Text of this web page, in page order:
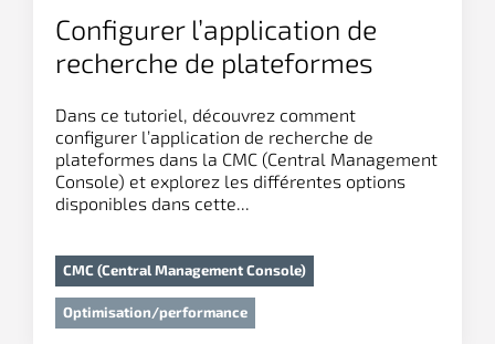
Configurer l’application de
recherche de plateformes
Dans ce tutoriel, découvrez comment
configurer l’application de recherche de
plateformes dans la CMC (Central Management
Console) et explorez les différentes options
disponibles dans cette...
CMC (Central Management Console)
Optimisation/performance